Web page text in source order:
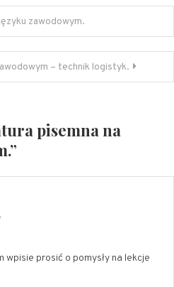
zawodowym.
– technik logistyk.
pisemna na
”
wpisie prosić o pomysły na lekcje